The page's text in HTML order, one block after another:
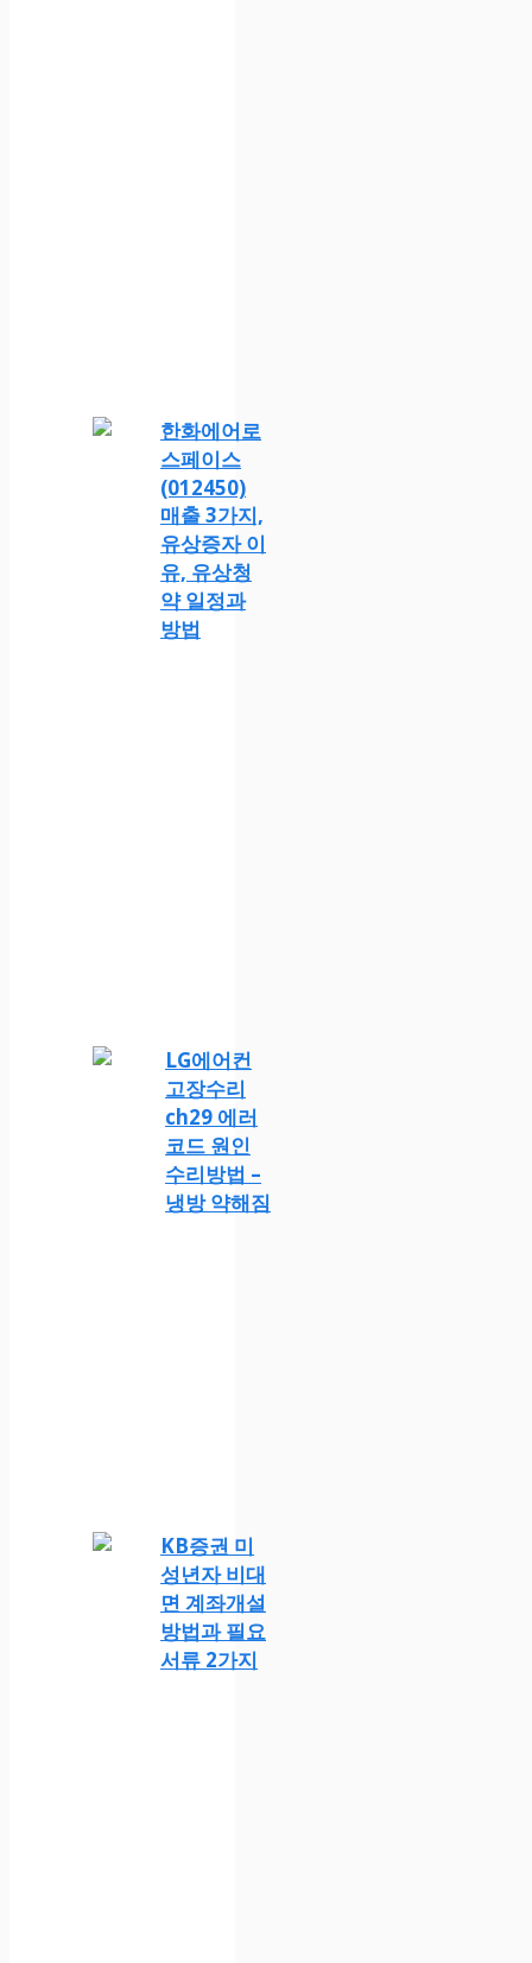
한화에어로
스페이스
(012450)
매출 3가지,
유상증자 이
유, 유상청
약 일정과
방법
LG에어컨
고장수리
ch29 에러
코드 원인
수리방법 –
냉방 약해짐
KB증권 미
성년자 비대
면 계좌개설
방법과 필요
서류 2가지